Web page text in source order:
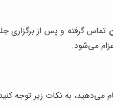
تماس گرفته و پس از برگزاری
می‌شود.
می‌دهید، به نکات زیر توجه